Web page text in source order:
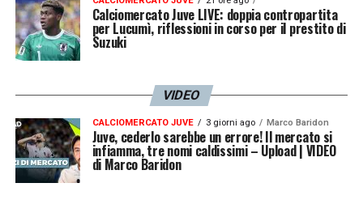
Calciomercato Juve LIVE: doppia contropartita
per Lucumì, riflessioni in corso per il prestito di
Suzuki
VIDEO
CALCIOMERCATO JUVE 3 giorni ago Marco Baridon
Juve, cederlo sarebbe un errore! Il mercato si
infiamma, tre nomi caldissimi – Upload | VIDEO
di Marco Baridon